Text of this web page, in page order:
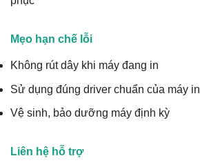
Mẹo hạn chế lỗi
Không rút dây khi máy đang in
Sử dụng đúng driver chuẩn của máy in
Vệ sinh, bảo dưỡng máy định kỳ
Liên hệ hỗ trợ